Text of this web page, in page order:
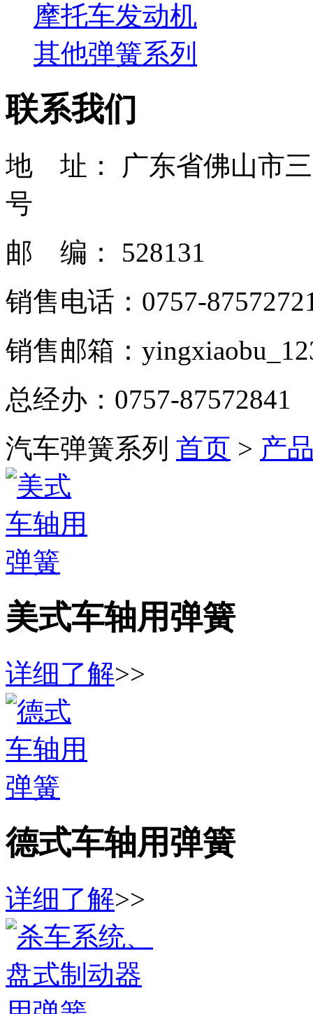
摩托车发动机
其他弹簧系列
联系我们
地 址： 广东省佛山市
号
邮 编： 528131
销售电话：0757-
销售邮箱：
总经办：0757-87572841
汽车弹簧系列 首页 > 产
美式车轴用弹簧
详细了解>>
德式车轴用弹簧
详细了解>>